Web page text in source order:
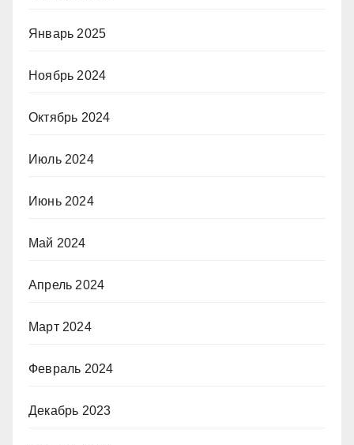
Январь 2025
Ноябрь 2024
Октябрь 2024
Июль 2024
Июнь 2024
Май 2024
Апрель 2024
Март 2024
Февраль 2024
Декабрь 2023